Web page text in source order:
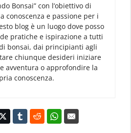
Bonsai” con l’obiettivo di
conoscenza e passione per i
blog è un luogo dove posso
pratiche e ispirazione a tutti
bonsai, dai principianti agli
chiunque desideri iniziare
avventura o approfondire la
conoscenza.